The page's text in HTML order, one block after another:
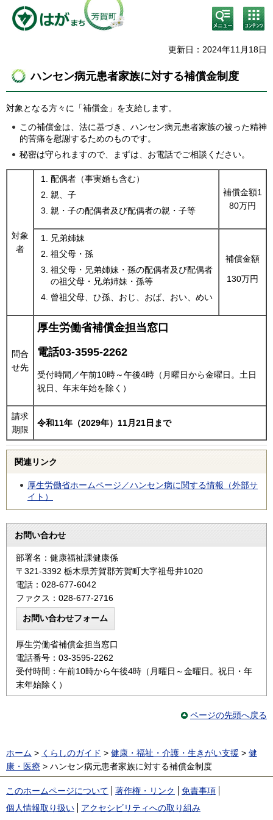
検
索・
メニ
コン
テン
ニュ
更新日：2024年11月18日
ハンセン病元患者家族に対する補償金制度
対象となる方々に「補償金」を支給します。
この補償金は、法に基づき、ハンセン病元患者家族の被った精神
的苦痛を慰謝するためのものです。
秘密は守られますので、まずは、お電話でご相談ください。
対象
者
配偶者（事実婚も含む）
親、子
親・子の配偶者及び配偶者の親・子等
補償金額1
80万円
兄弟姉妹
祖父母・孫
祖父母・兄弟姉妹・孫の配偶者及び配偶者
の祖父母・兄弟姉妹・孫等
曾祖父母、ひ孫、おじ、おば、おい、めい
補償金額
130万円
問合
せ先
厚生労働省補償金担当窓口
電話03-3595-2262
受付時間／午前10時～午後4時（月曜日から金曜日。土日
祝日、年末年始を除く）
請求
期限
令和11年（2029年）11月21日まで
関連リンク
厚生労働省ホームページ／ハンセン病に関する情報（外部サ
イト）
お問い合わせ
部署名：健康福祉課健康係
〒321-3392 栃木県芳賀郡芳賀町大字祖母井1020
電話：028-677-6042
ファクス：028-677-2716
厚生労働省補償金担当窓口
電話番号：03-3595-2262
受付時間：午前10時から午後4時（月曜日～金曜日。祝日・年
末年始除く）
ページの先頭へ戻る
ホーム > くらしのガイド > 健康・福祉・介護・生きがい支援 > 健
康・医療 > ハンセン病元患者家族に対する補償金制度
このホームページについて 著作権・リンク
免責事項
個人情報取り扱い
アクセシビリティへの取り組み